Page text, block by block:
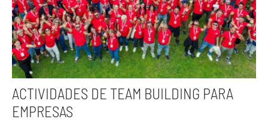
ACTIVIDADES DE TEAM BUILDING PARA
EMPRESAS